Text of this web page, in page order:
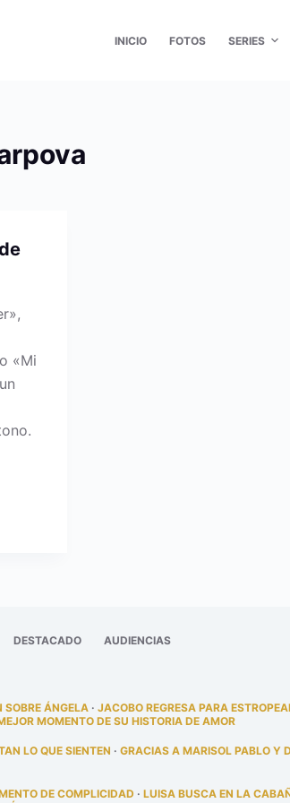
INICIO FOTOS SERIES
«Mi
DESTACADO AUDIENCIAS
SOBRE ÁNGELA ·JACOBO REGRESA PARA
MOMENTO DE SU HISTORIA DE AMOR
LO QUE SIENTEN ·GRACIAS A MARISOL PABLO Y
DE COMPLICIDAD ·LUISA BUSCA EN LA